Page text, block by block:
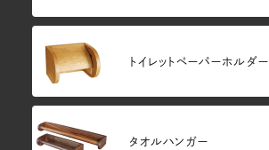
トイレットペーパーホルダー
タオルハンガー